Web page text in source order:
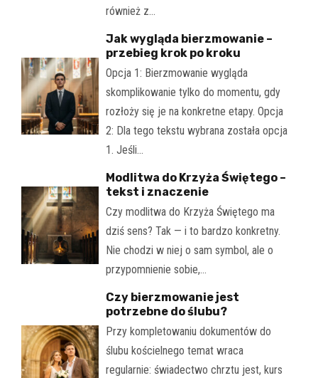
również z…
Jak wygląda bierzmowanie –
przebieg krok po kroku
Opcja 1: Bierzmowanie wygląda
skomplikowanie tylko do momentu, gdy
rozłoży się je na konkretne etapy. Opcja
2: Dla tego tekstu wybrana została opcja
1. Jeśli…
Modlitwa do Krzyża Świętego –
tekst i znaczenie
Czy modlitwa do Krzyża Świętego ma
dziś sens? Tak — i to bardzo konkretny.
Nie chodzi w niej o sam symbol, ale o
przypomnienie sobie,…
Czy bierzmowanie jest
potrzebne do ślubu?
Przy kompletowaniu dokumentów do
ślubu kościelnego temat wraca
regularnie: świadectwo chrztu jest, kurs